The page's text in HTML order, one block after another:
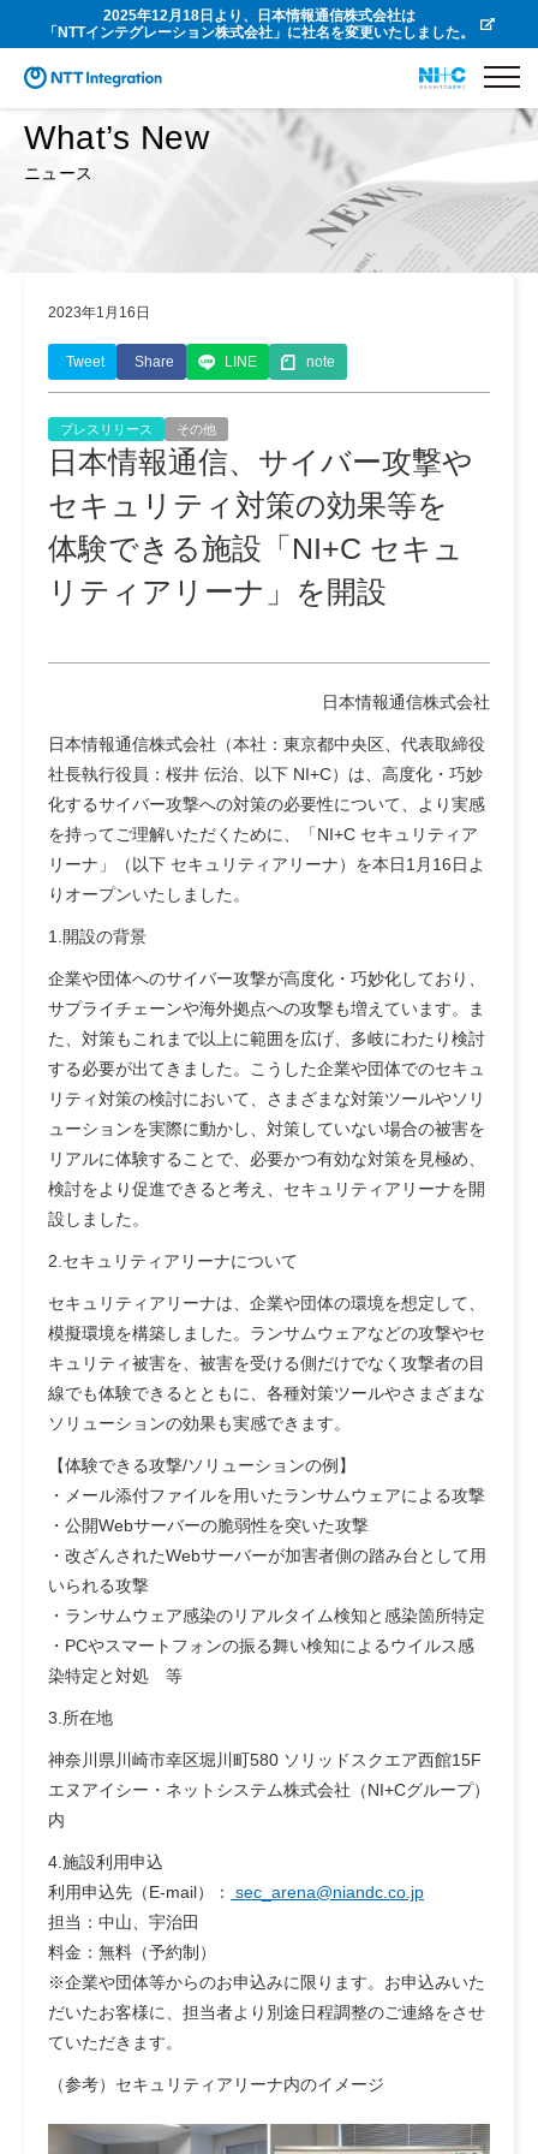
2025年12月18日より、日本情報通信株式会社は
「NTTインテグレーション株式会社」に社名を変更いたしました。
What’s New
ニュース
2023年1月16日
Tweet Share LINE note
プレスリリース その他
日本情報通信、サイバー攻撃や
セキュリティ対策の効果等を
体験できる施設「NI+C セキュ
リティアリーナ」を開設
日本情報通信株式会社
日本情報通信株式会社（本社：東京都中央区、代表取締役
社長執行役員：桜井 伝治、以下 NI+C）は、高度化・巧妙
化するサイバー攻撃への対策の必要性について、より実感
を持ってご理解いただくために、「NI+C セキュリティア
リーナ」（以下 セキュリティアリーナ）を本日1月16日よ
りオープンいたしました。
1.開設の背景
企業や団体へのサイバー攻撃が高度化・巧妙化しており、
サプライチェーンや海外拠点への攻撃も増えています。ま
た、対策もこれまで以上に範囲を広げ、多岐にわたり検討
する必要が出てきました。こうした企業や団体でのセキュ
リティ対策の検討において、さまざまな対策ツールやソリ
ューションを実際に動かし、対策していない場合の被害を
リアルに体験することで、必要かつ有効な対策を見極め、
検討をより促進できると考え、セキュリティアリーナを開
設しました。
2.セキュリティアリーナについて
セキュリティアリーナは、企業や団体の環境を想定して、
模擬環境を構築しました。ランサムウェアなどの攻撃やセ
キュリティ被害を、被害を受ける側だけでなく攻撃者の目
線でも体験できるとともに、各種対策ツールやさまざまな
ソリューションの効果も実感できます。
【体験できる攻撃/ソリューションの例】
・メール添付ファイルを用いたランサムウェアによる攻撃
・公開Webサーバーの脆弱性を突いた攻撃
・改ざんされたWebサーバーが加害者側の踏み台として用
いられる攻撃
・ランサムウェア感染のリアルタイム検知と感染箇所特定
・PCやスマートフォンの振る舞い検知によるウイルス感
染特定と対処 等
3.所在地
神奈川県川崎市幸区堀川町580 ソリッドスクエア西館15F
エヌアイシー・ネットシステム株式会社（NI+Cグループ）
内
4.施設利用申込
利用申込先（E-mail）：
sec_arena@niandc.co.jp
担当：中山、宇治田
料金：無料（予約制）
※企業や団体等からのお申込みに限ります。お申込みいた
だいたお客様に、担当者より別途日程調整のご連絡をさせ
ていただきます。
（参考）セキュリティアリーナ内のイメージ